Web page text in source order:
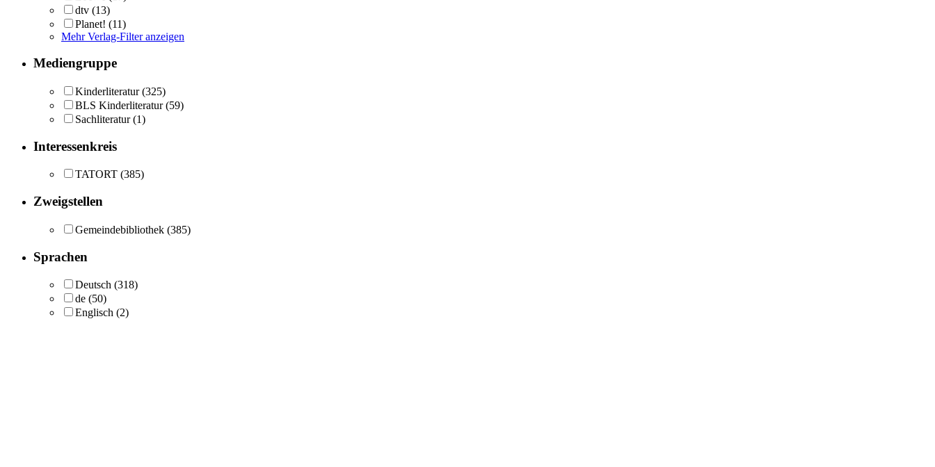
dtv (13)
Planet! (11)
Mehr Verlag-Filter anzeigen
Mediengruppe
Kinderliteratur (325)
BLS Kinderliteratur (59)
Sachliteratur (1)
Interessenkreis
TATORT (385)
Zweigstellen
Gemeindebibliothek (385)
Sprachen
Deutsch (318)
de (50)
Englisch (2)